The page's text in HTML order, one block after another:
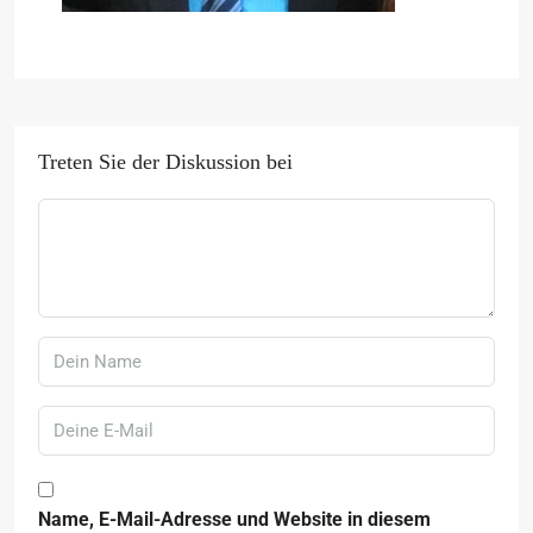
Treten Sie der Diskussion bei
Name, E-Mail-Adresse und Website in diesem